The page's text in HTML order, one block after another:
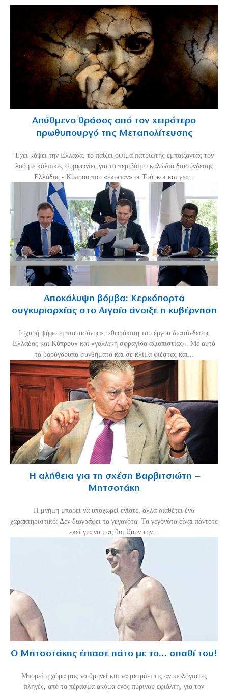
Απύθμενο θράσος από τον χειρότερο
πρωθυπουργό της Μεταπολίτευσης
Έχει κάψει την Ελλάδα, το παίζει όψιμα πατριώτης εμπαίζοντας τον
λαό με κάλπικες συμφωνίες για το περιβόητο καλώδιο διασύνδεσης
Ελλάδας - Κύπρου που «έκοψαν» οι Τούρκοι και για...
Αποκάλυψη βόμβα: Κερκόπορτα
συγκυριαρχίας στο Αιγαίο άνοιξε η κυβέρνηση
Ισχυρή ψήφο εμπιστοσύνης», «θωράκιση του έργου διασύνδεσης
Ελλάδας και Κύπρου» και «γαλλική σφραγίδα αξιοπιστίας». Με αυτά
τα βαρύγδουπα συνθήματα και σε κλίμα φιέστας και...
Η αλήθεια για τη σχέση Βαρβιτσιώτη –
Μητσοτάκη
H μνήμη μπορεί να υποχωρεί ενίοτε, αλλά διαθέτει ένα
χαρακτηριστικό: Δεν διαγράφει τα γεγονότα. Τα γεγονότα είναι πάντοτε
εκεί για να μας θυμίζουν την...
Ο Μητσοτάκης έπιασε πάτο με το… σπαθί του!
Mπορεί η χώρα μας να θρηνεί και να μετράει τις ανυπολόγιστες
πληγές, από το πέρασμα ακόμα ενός πύρινου εφιάλτη, για τον